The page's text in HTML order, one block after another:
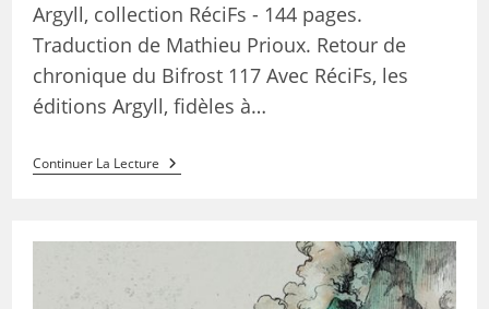
Argyll, collection RéciFs - 144 pages.
Traduction de Mathieu Prioux. Retour de
chronique du Bifrost 117 Avec RéciFs, les
éditions Argyll, fidèles à…
Continuer La Lecture